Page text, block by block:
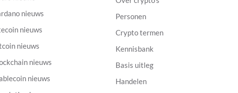
nieuws
nieuws
nieuws
nieuws
nieuws
Personen
Crypto termen
Kennisbank
Basis uitleg
Handelen